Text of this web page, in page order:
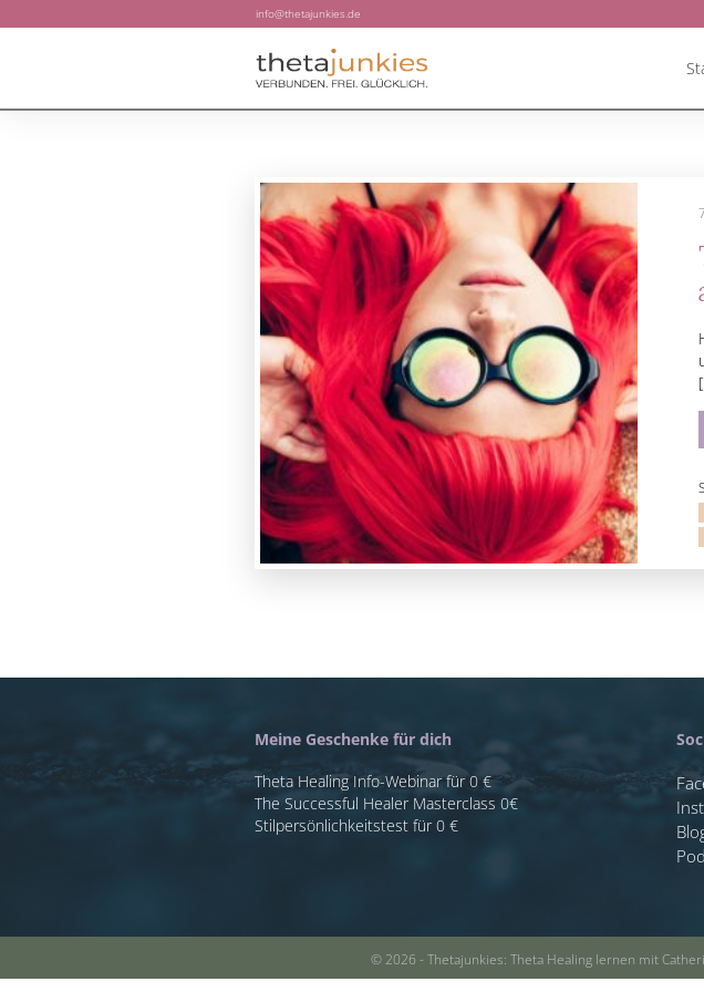
info@thetajunkies.de
Meine Geschenke für dich
Theta Healing Info-Webinar für 0 €
The Successful Healer Masterclass 0€
Stilpersönlichkeitstest für 0 €
© 2026 - Thetajunkies: Theta Healing lernen mit